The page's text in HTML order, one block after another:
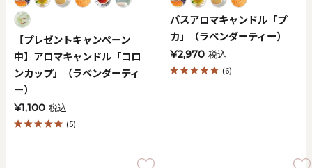
クリア OK
色で探す
【プレゼントキャンペーン
中】アロマキャンドル「コロ
ンカップ」（ラベンダーティ
ー）
¥1,100 税込
(5)
バスアロマキャンドル「プ
カ」（ラベンダーティー）
¥2,970 税込
(6)